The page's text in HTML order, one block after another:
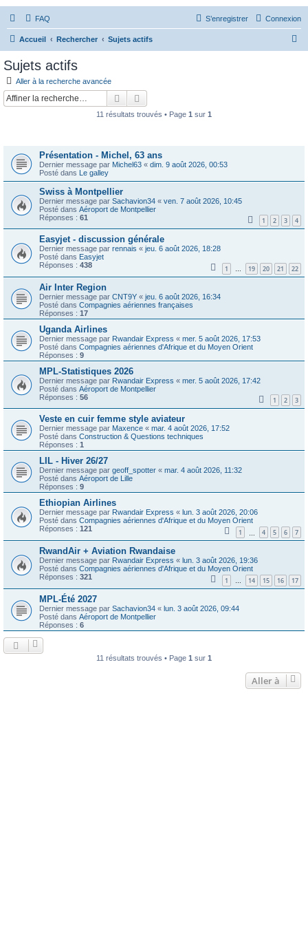
FAQ Connexion
S’enregistrer
Accueil Rechercher Sujets actifs
Sujets actifs
Aller à la recherche avancée
Rechercher
11 résultats trouvés • Page 1 sur 1
Présentation - Michel, 63 ans
Dernier message par Michel63 « dim. 9 août 2026, 00:53
Posté dans Le galley
Swiss à Montpellier
Dernier message par Sachavion34 « ven. 7 août 2026, 10:45
Posté dans Aéroport de Montpellier
Réponses : 61 1 2 3 4
Easyjet - discussion générale
Dernier message par rennais « jeu. 6 août 2026, 18:28
Posté dans Easyjet
Réponses : 438 1 … 19 20 21 22
Air Inter Region
Dernier message par CNT9Y « jeu. 6 août 2026, 16:34
Posté dans Compagnies aériennes françaises
Réponses : 17
Uganda Airlines
Dernier message par Rwandair Express « mer. 5 août 2026, 17:53
Posté dans Compagnies aériennes d'Afrique et du Moyen Orient
Réponses : 9
MPL-Statistiques 2026
Dernier message par Rwandair Express « mer. 5 août 2026, 17:42
Posté dans Aéroport de Montpellier
Réponses : 56 1 2 3
Veste en cuir femme style aviateur
Dernier message par Maxence « mar. 4 août 2026, 17:52
Posté dans Construction & Questions techniques
Réponses : 1
LIL - Hiver 26/27
Dernier message par geoff_spotter « mar. 4 août 2026, 11:32
Posté dans Aéroport de Lille
Réponses : 9
Ethiopian Airlines
Dernier message par Rwandair Express « lun. 3 août 2026, 20:06
Posté dans Compagnies aériennes d'Afrique et du Moyen Orient
Réponses : 121 1 4 5 6 7
RwandAir + Aviation Rwandaise
Dernier message par Rwandair Express « lun. 3 août 2026, 19:36
Posté dans Compagnies aériennes d'Afrique et du Moyen Orient
Réponses : 321 1 … 14 15 16 17
MPL-Été 2027
Dernier message par Sachavion34 « lun. 3 août 2026, 09:44
Posté dans Aéroport de Montpellier
Réponses : 6
11 résultats trouvés • Page 1 sur 1
Aller à